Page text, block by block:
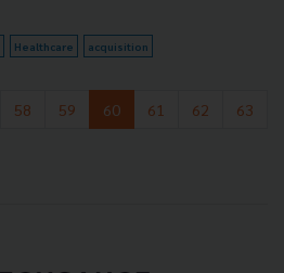
Healthcare acquisition
58 59 60 61 62
63